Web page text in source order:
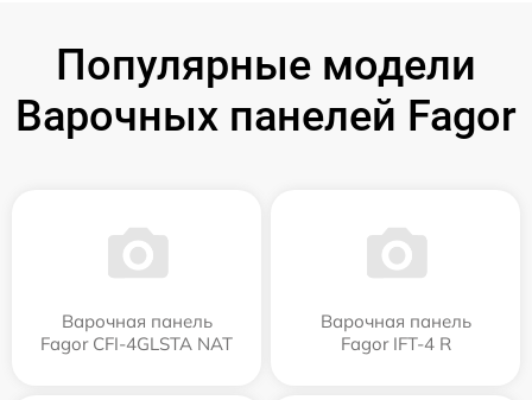
Популярные модели
Варочных панелей Fagor
Варочная панель
Fagor CFI-4GLSTA NAT
Варочная панель
Fagor IFT-4 R